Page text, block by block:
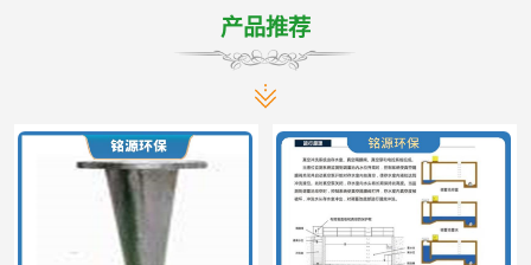
产品推荐